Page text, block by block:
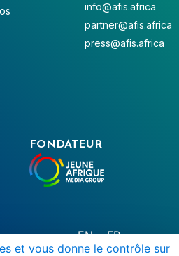
et vous donne le contrôle sur
info@afis.africa
partner@afis.africa
press@afis.africa
FONDATEUR
EN FR